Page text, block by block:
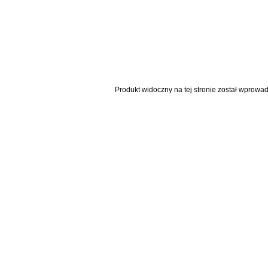
Produkt widoczny na tej stronie został